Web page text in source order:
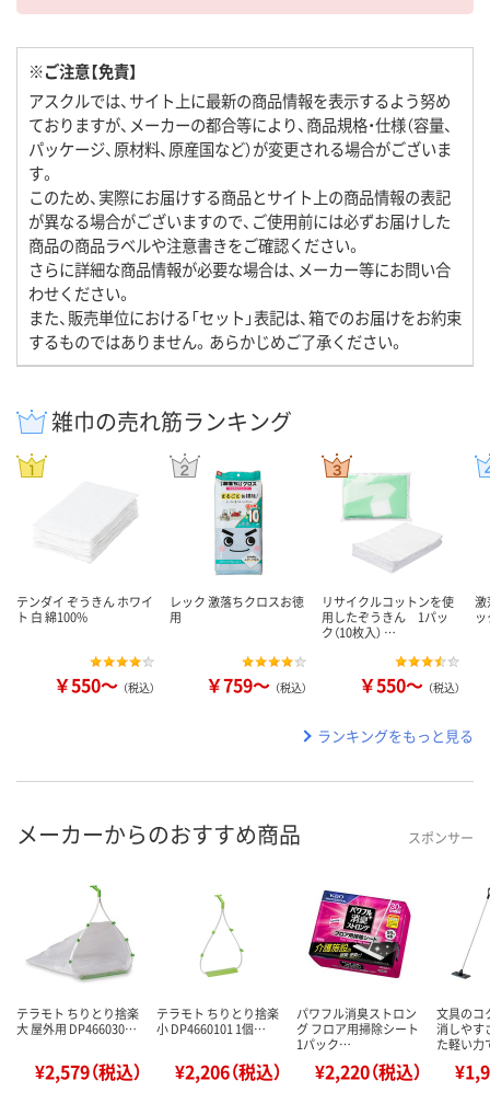
※ご注意【免責】
アスクルでは、サイト上に最新の商品情報を表示するよう努め
ておりますが、メーカーの都合等により、商品規格・仕様（容量、
パッケージ、原材料、原産国など）が変更される場合がございま
す。
このため、実際にお届けする商品とサイト上の商品情報の表記
が異なる場合がございますので、ご使用前には必ずお届けした
商品の商品ラベルや注意書きをご確認ください。
さらに詳細な商品情報が必要な場合は、メーカー等にお問い合
わせください。
また、販売単位における「セット」表記は、箱でのお届けをお約束
するものではありません。あらかじめご了承ください。
雑巾の売れ筋ランキング
テンダイ ぞうきん ホワイ
ト 白 綿100%
￥550～ （税込）
レック 激落ちクロスお徳
用
￥759～ （税込）
リサイクルコットンを使
用したぞうきん 1パッ
ク（10枚入） …
￥550～ （税込）
激
ランキングをもっと見る
メーカーからのおすすめ商品 スポンサー
テラモト ちりとり捨楽
大 屋外用 DP466030…
¥2,579（税込）
テラモト ちりとり捨楽
小 DP4660101 1個…
¥2,206（税込）
パワフル消臭ストロン
グ フロア用掃除シート
1パック…
¥2,220（税込）
文具のコ
消しやす
た軽い